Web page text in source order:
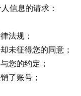
信息的请求：
法规；
未征得您的同意；
您的约定；
了账号；